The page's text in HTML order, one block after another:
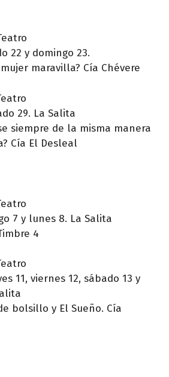
22 y domingo 23.
maravilla? Cía Chévere
29. La Salita
siempre de la misma manera
Cía El Desleal
7 y lunes 8. La Salita
4
11, viernes 12, sábado 13 y
bolsillo y El Sueño. Cía